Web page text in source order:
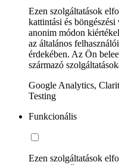
Ezen szolgáltatások
kattintási és
anonim módon
az általános
érdekében. Az Ön
származó
Google Analytics,
Testing
Funkcionális
Ezen szolgáltatások